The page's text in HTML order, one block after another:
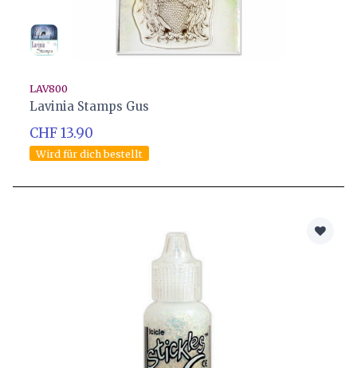
LAV800
Lavinia Stamps Gus
CHF 13.90
Wird für dich bestellt